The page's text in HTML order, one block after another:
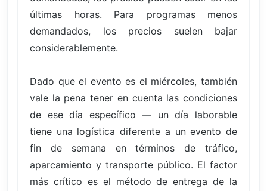
últimas horas. Para programas menos
demandados, los precios suelen bajar
considerablemente.
Dado que el evento es el miércoles, también
vale la pena tener en cuenta las condiciones
de ese día específico — un día laborable
tiene una logística diferente a un evento de
fin de semana en términos de tráfico,
aparcamiento y transporte público. El factor
más crítico es el método de entrega de la